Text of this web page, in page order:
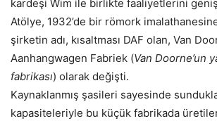
kardeşi Wim ile birlikte faaliyetlerini
Atölye, 1932’de bir römork
şirketin adı, kısaltması DAF olan, Van
Aanhangwagen Fabriek (Van Doorne’un
fabrikası) olarak değişti.
Kaynaklanmış şasileri sayesinde
kapasiteleriyle bu küçük fabrikada